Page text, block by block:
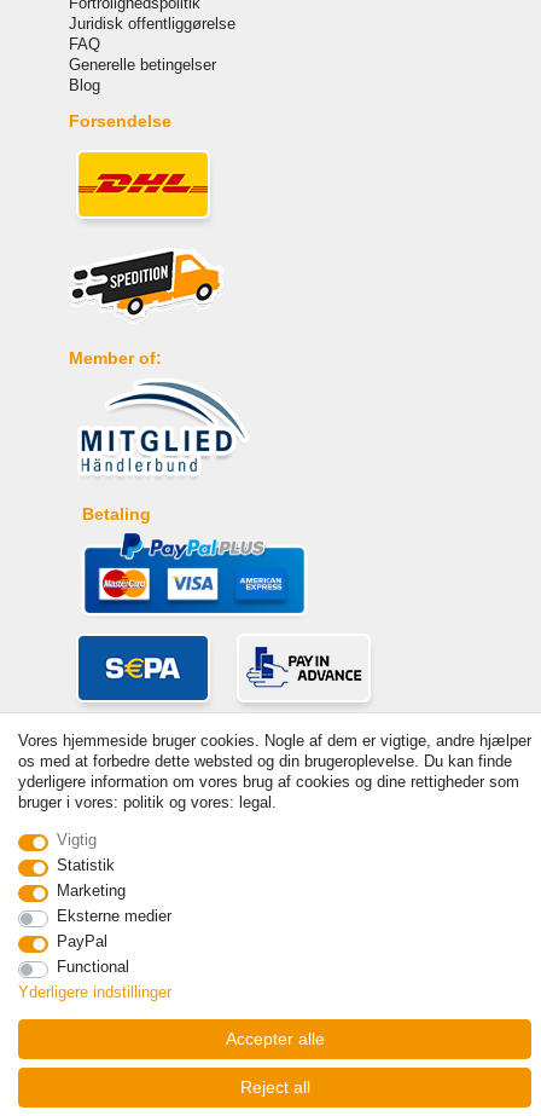
Juridisk offentliggørelse
FAQ
Generelle betingelser
Blog
Forsendelse
Member of:
Betaling
© Copyright 2026 | Alle rettigheder forbeholdes. - Prices incl. VAT. 19%
VAT Basic prices see article detail | * Applies to deliveries to the UK!
Withdraw from contract here
Vores hjemmeside bruger cookies. Nogle af dem er vigtige, andre hjælper
os med at forbedre dette websted og din brugeroplevelse. Du kan finde
yderligere information om vores brug af cookies og dine rettigheder som
bruger i vores: politik og vores: legal.
Vigtig
Statistik
Marketing
Eksterne medier
PayPal
Functional
Yderligere indstillinger
Accepter alle
Reject all